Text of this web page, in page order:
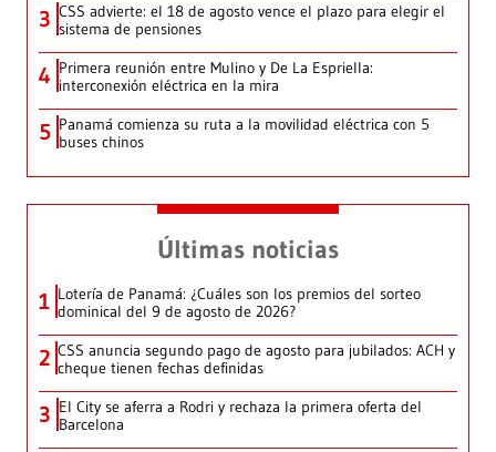
3 CSS advierte: el 18 de agosto vence el plazo para elegir el
sistema de pensiones
4 Primera reunión entre Mulino y De La Espriella:
interconexión eléctrica en la mira
5 Panamá comienza su ruta a la movilidad eléctrica con 5
buses chinos
Últimas noticias
1 Lotería de Panamá: ¿Cuáles son los premios del sorteo
dominical del 9 de agosto de 2026?
2 CSS anuncia segundo pago de agosto para jubilados: ACH y
cheque tienen fechas definidas
3 El City se aferra a Rodri y rechaza la primera oferta del
Barcelona